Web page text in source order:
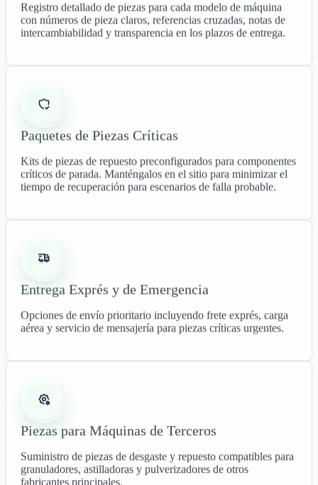
Registro detallado de piezas para cada modelo de máquina
con números de pieza claros, referencias cruzadas, notas de
intercambiabilidad y transparencia en los plazos de entrega.
Paquetes de Piezas Críticas
Kits de piezas de repuesto preconfigurados para componentes
críticos de parada. Manténgalos en el sitio para minimizar el
tiempo de recuperación para escenarios de falla probable.
Entrega Exprés y de Emergencia
Opciones de envío prioritario incluyendo frete exprés, carga
aérea y servicio de mensajería para piezas críticas urgentes.
Piezas para Máquinas de Terceros
Suministro de piezas de desgaste y repuesto compatibles para
granuladores, astilladoras y pulverizadores de otros
fabricantes principales.